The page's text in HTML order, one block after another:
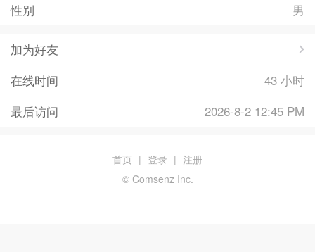
性别
男
加为好友
在线时间
43 小时
最后访问
2026-8-2 12:45 PM
首页 | 登录 | 注册
© Comsenz Inc.